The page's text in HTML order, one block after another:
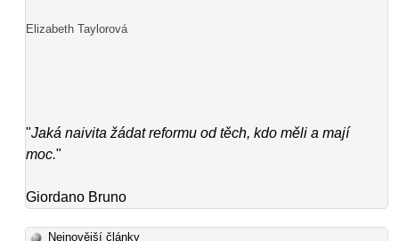
Elizabeth Taylorová
"Jaká naivita žádat reformu od těch, kdo měli a mají
moc."
Giordano Bruno
Nejnovější články